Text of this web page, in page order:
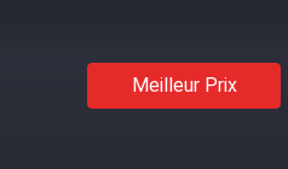
Meilleur Prix